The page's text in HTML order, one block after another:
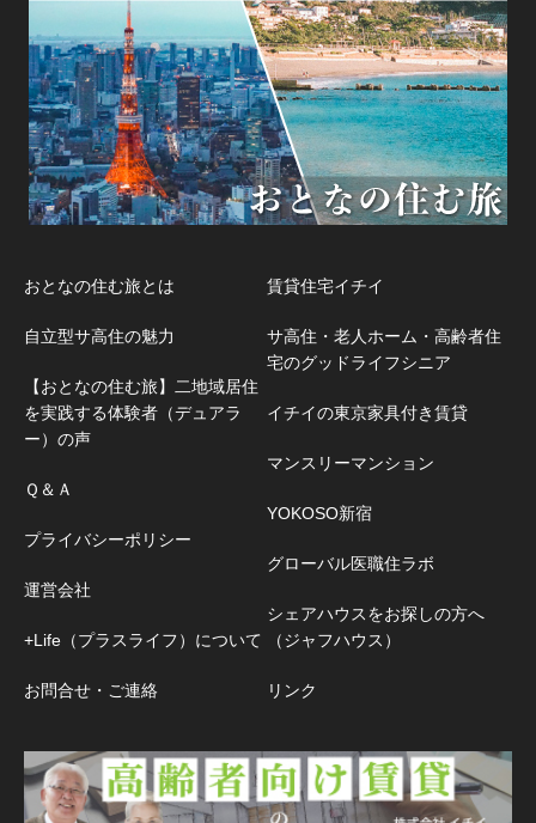
おとなの住む旅とは
自立型サ高住の魅力
【おとなの住む旅】二地域居住
を実践する体験者（デュアラ
ー）の声
Ｑ＆Ａ
プライバシーポリシー
運営会社
+Life（プラスライフ）について
お問合せ・ご連絡
賃貸住宅イチイ
サ高住・老人ホーム・高齢者住
宅のグッドライフシニア
イチイの東京家具付き賃貸
マンスリーマンション
YOKOSO新宿
グローバル医職住ラボ
シェアハウスをお探しの方へ
（ジャフハウス）
リンク